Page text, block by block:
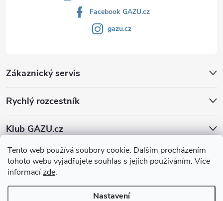
Tento web používá soubory cookie. Dalším procházením
tohoto webu vyjadřujete souhlas s jejich používáním. Více
informacízde.
Nastavení
Facebook GAZU.cz
gazu.cz
Zákaznický servis
Rychlý rozcestník
Klub GAZU.cz